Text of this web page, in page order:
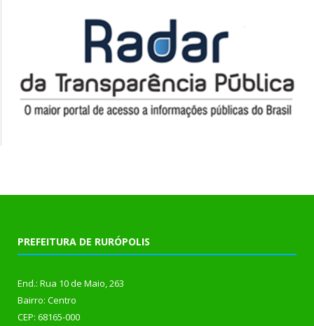
PREFEITURA DE RURÓPOLIS
End.: Rua 10 de Maio, 263
Bairro: Centro
CEP: 68165-000